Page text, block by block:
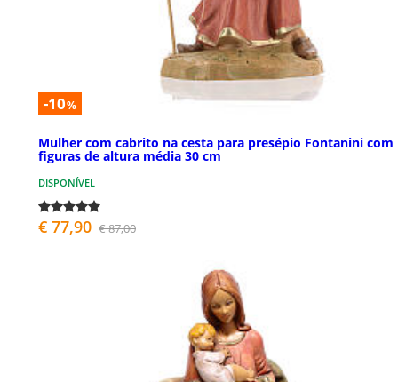
-10%
Mulher com cabrito na cesta para presépio Fontanini com
figuras de altura média 30 cm
DISPONÍVEL
€ 77,90 € 87,00